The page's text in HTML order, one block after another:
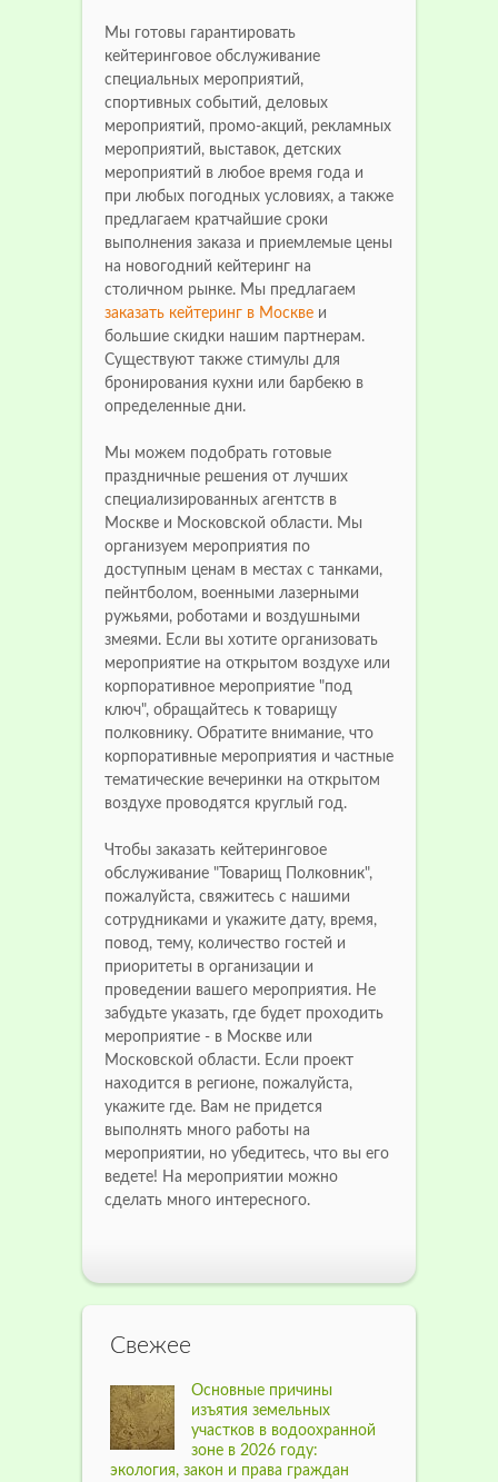
Мы готовы гарантировать
кейтеринговое обслуживание
специальных мероприятий,
спортивных событий, деловых
мероприятий, промо-акций, рекламных
мероприятий, выставок, детских
мероприятий в любое время года и
при любых погодных условиях, а также
предлагаем кратчайшие сроки
выполнения заказа и приемлемые цены
на новогодний кейтеринг на
столичном рынке. Мы предлагаем
заказать кейтеринг в Москве и
большие скидки нашим партнерам.
Существуют также стимулы для
бронирования кухни или барбекю в
определенные дни.
Мы можем подобрать готовые
праздничные решения от лучших
специализированных агентств в
Москве и Московской области. Мы
организуем мероприятия по
доступным ценам в местах с танками,
пейнтболом, военными лазерными
ружьями, роботами и воздушными
змеями. Если вы хотите организовать
мероприятие на открытом воздухе или
корпоративное мероприятие "под
ключ", обращайтесь к товарищу
полковнику. Обратите внимание, что
корпоративные мероприятия и частные
тематические вечеринки на открытом
воздухе проводятся круглый год.
Чтобы заказать кейтеринговое
обслуживание "Товарищ Полковник",
пожалуйста, свяжитесь с нашими
сотрудниками и укажите дату, время,
повод, тему, количество гостей и
приоритеты в организации и
проведении вашего мероприятия. Не
забудьте указать, где будет проходить
мероприятие - в Москве или
Московской области. Если проект
находится в регионе, пожалуйста,
укажите где. Вам не придется
выполнять много работы на
мероприятии, но убедитесь, что вы его
ведете! На мероприятии можно
сделать много интересного.
Свежее
Основные причины
изъятия земельных
участков в водоохранной
зоне в 2026 году:
экология, закон и права граждан